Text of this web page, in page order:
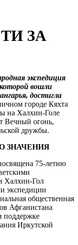
ЗА
экспедиция
вошли
достигла
городе Кяхта
на Халхин-Голе
Вечный огонь,
дружбы.
ЗНАЧЕНИЯ
75-летию
Халхин-Гол
экспедиции
общественная
Афганистана
поддержке
Иркутской